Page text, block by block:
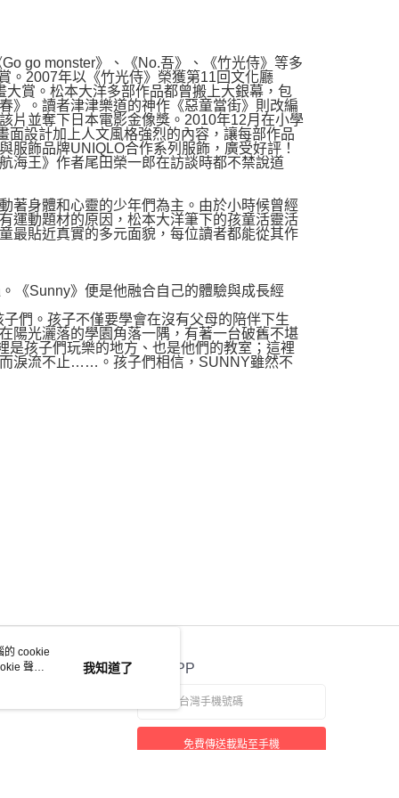
go monster》、《No.吾》、《竹光侍》等多
。2007年以《竹光侍》榮獲第11回文化廳
賞。松本大洋多部作品都曾搬上大銀幕，包
》。讀者津津樂道的神作《惡童當街》則改編
片並奪下日本電影金像獎。2010年12月在小學
設計加上人文風格強烈的內容，讓每部作品
服飾品牌UNIQLO合作系列服飾，廣受好評！
海王》作者尾田榮一郎在訪談時都不禁說道
著身體和心靈的少年們為主。由於小時候曾經
運動題材的原因，松本大洋筆下的孩童活靈活
最貼近真實的多元面貌，每位讀者都能從其作
《Sunny》便是他融合自己的體驗與成長經
們。孩子不僅要學會在沒有父母的陪伴下生
陽光灑落的學園角落一隅，有著一台破舊不堪
孩子們玩樂的地方、也是他們的教室；這裡
淚流不止……。孩子們相信，SUNNY雖然不
官方APP
免費傳送載點至手機
的 cookie
聲明
我知道了